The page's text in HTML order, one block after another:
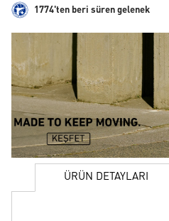
1774'ten beri süren gelenek
ÜRÜN DETAYLARI